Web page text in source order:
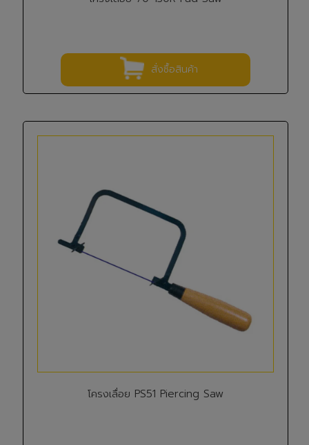
สั่งซื้อสินค้า
โครงเลื่อย PS51 Piercing Saw